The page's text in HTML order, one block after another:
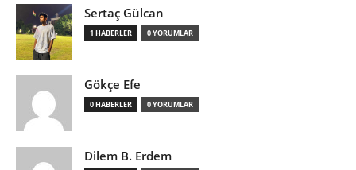
Sertaç Gülcan
1 HABERLER 0 YORUMLAR
Gökçe Efe
0 HABERLER 0 YORUMLAR
Dilem B. Erdem